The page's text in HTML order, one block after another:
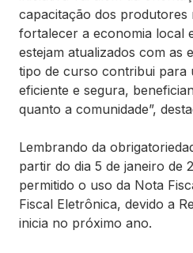
capacitação dos produtores
fortalecer a economia local
estejam atualizados com as
tipo de curso contribui para
eficiente e segura,
quanto a comunidade”,
Lembrando da
partir do dia 5 de janeiro de
permitido o uso da Nota
Fiscal Eletrônica, devido a
inicia no próximo ano.